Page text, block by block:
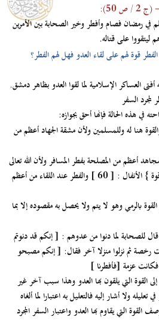
ص 50):
في رمضان فصام وأفطر وخير الصحابة بين الأمرين
ليتقووا على قتاله.
قوة لهم على لقاء العدو فهل لهم الفطر؟
العساكر الإسلامية لما لقوا العدو بظاهر دمشق.
السفر
في هذه الحالة فإنها أحق بجوازه:
هنا له وللمسلمين ولأن مشقة الجهاد أعظم من
أعظم من المصلحة بفطر المسافر ولأن الله تعالى
}
الأنفال : [ 60 ] والفطر عند اللقاء من أعظم
بالرمي وهو لا يتم ولا يحصل به مقصوده إلا بما
للصحابة لما دنوا من عدوهم : [ إنكم قد دنوتم
رخصة ثم نزلوا منزلا آخر فقال: [ إنكم مصبحو
فكانت عزمة [فأفطرنا ]
القوة التي يلقون بها العدو وهذا سبب آخر غير
ولا أشار إليه فالتعليل به اعتبارا لما ألغاه
التي يقاوم بها العدو واعتبار السفر المجرد